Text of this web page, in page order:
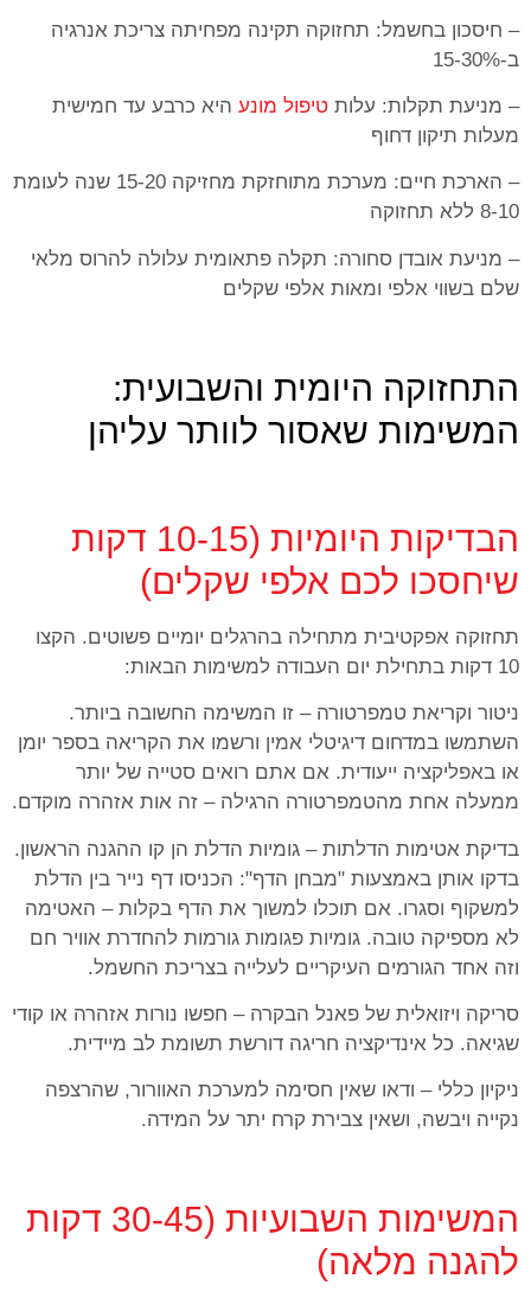
– חיסכון בחשמל: תחזוקה תקינה מפחיתה צריכת אנרגיה
ב-15-30%
– מניעת תקלות: עלות טיפול מונע היא כרבע עד חמישית
מעלות תיקון דחוף
– הארכת חיים: מערכת מתוחזקת מחזיקה 15-20 שנה לעומת
8-10 ללא תחזוקה
– מניעת אובדן סחורה: תקלה פתאומית עלולה להרוס מלאי
שלם בשווי אלפי ומאות אלפי שקלים
התחזוקה היומית והשבועית:
המשימות שאסור לוותר עליהן
הבדיקות היומיות (10-15 דקות
שיחסכו לכם אלפי שקלים)
תחזוקה אפקטיבית מתחילה בהרגלים יומיים פשוטים. הקצו
10 דקות בתחילת יום העבודה למשימות הבאות:
ניטור וקריאת טמפרטורה – זו המשימה החשובה ביותר.
השתמשו במדחום דיגיטלי אמין ורשמו את הקריאה בספר יומן
או באפליקציה ייעודית. אם אתם רואים סטייה של יותר
ממעלה אחת מהטמפרטורה הרגילה – זה אות אזהרה מוקדם.
בדיקת אטימות הדלתות – גומיות הדלת הן קו ההגנה הראשון.
בדקו אותן באמצעות "מבחן הדף": הכניסו דף נייר בין הדלת
למשקוף וסגרו. אם תוכלו למשוך את הדף בקלות – האטימה
לא מספיקה טובה. גומיות פגומות גורמות להחדרת אוויר חם
וזה אחד הגורמים העיקריים לעלייה בצריכת החשמל.
סריקה ויזואלית של פאנל הבקרה – חפשו נורות אזהרה או קודי
שגיאה. כל אינדיקציה חריגה דורשת תשומת לב מיידית.
ניקיון כללי – ודאו שאין חסימה למערכת האוורור, שהרצפה
נקייה ויבשה, ושאין צבירת קרח יתר על המידה.
המשימות השבועיות (30-45 דקות
להגנה מלאה)